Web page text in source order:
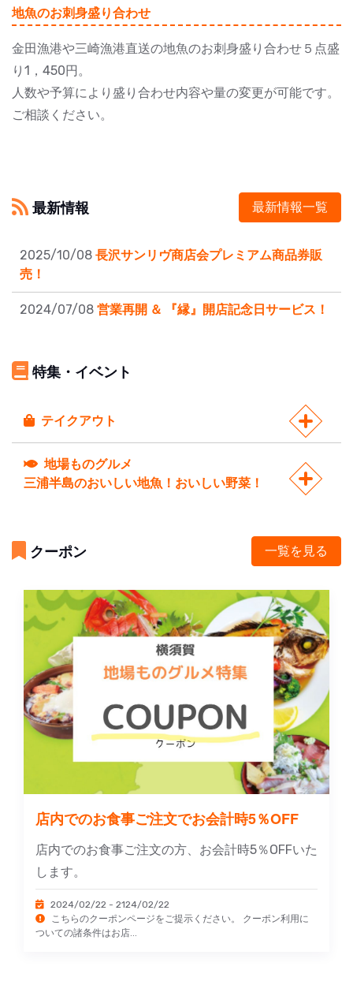
地魚のお刺身盛り合わせ
金田漁港や三崎漁港直送の地魚のお刺身盛り合わせ５点盛
り1，450円。
人数や予算により盛り合わせ内容や量の変更が可能です。
ご相談ください。
最新情報 最新情報一覧
2025/10/08 長沢サンリヴ商店会プレミアム商品券販
売！
2024/07/08 営業再開 ＆ 『縁』開店記念日サービス！
特集・イベント
テイクアウト
地場ものグルメ
三浦半島のおいしい地魚！おいしい野菜！
クーポン 一覧を見る
店内でのお食事ご注文でお会計時5％OFF
店内でのお食事ご注文の方、お会計時5％OFFいた
します。
2024/02/22 - 2124/02/22
こちらのクーポンページをご提示ください。 クーポン利用に
ついての諸条件はお店...